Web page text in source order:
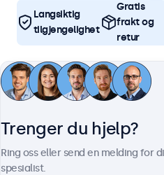
Langsiktig
tilgjengelighet
Gratis
frakt og
retur
Trenger du hjelp?
Ring oss eller send en melding for
spesialist.